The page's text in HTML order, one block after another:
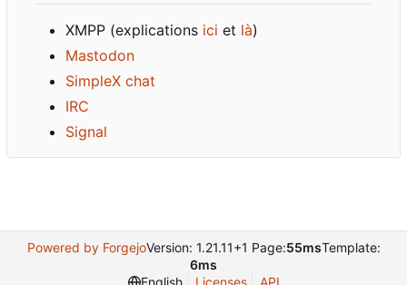
XMPP (explications ici et là)
Mastodon
SimpleX chat
IRC
Signal
Powered by ForgejoVersion: 1.21.11+1 Page:55msTemplate:
6ms
English
Licenses API